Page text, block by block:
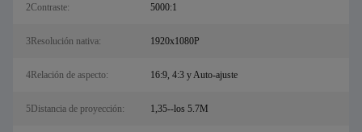
2Contraste: 5000:1
3Resolución nativa: 1920x1080P
4Relación de aspecto: 16:9, 4:3 y Auto-ajuste
5Distancia de proyección: 1,35--los 5.7M